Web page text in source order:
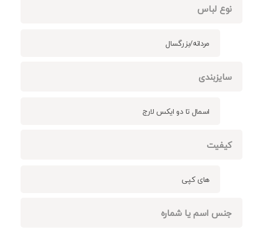
نوع لباس
مردانه/بزرگسال
سایزبندی
اسمال تا دو ایکس لارج
کیفیت
های کپی
جنس اسم یا شماره